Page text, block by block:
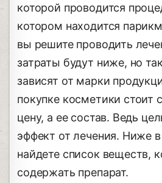
которой проводится
котором находится
вы решите проводить
затраты будут ниже, но
зависят от марки
покупке косметики стоит
цену, а ее состав. Ведь
эффект от лечения. Ниже в
найдете список веществ,
содержать препарат.